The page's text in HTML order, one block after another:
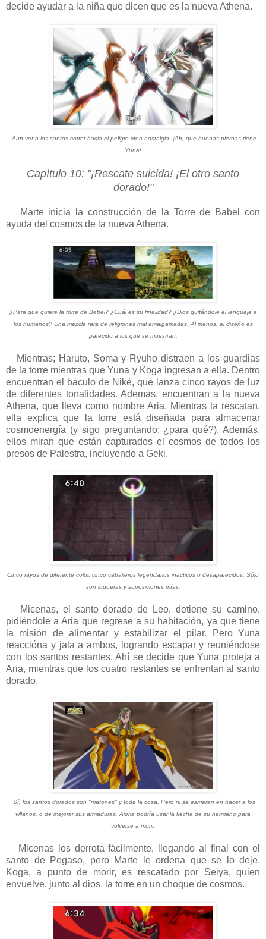
decide ayudar a la niña que dicen que es la nueva Athena.
Aún ver a los santos correr hacia el peligro crea nostalgia. ¡Ah, que buenas piernas tiene
Yuna!
Capítulo 10: "¡Rescate suicida! ¡El otro santo
dorado!"
Marte inicia la construcción de la Torre de Babel con
ayuda del cosmos de la nueva Athena.
¿Para que quiere la torre de Babel? ¿Cuál es su finalidad? ¿Dios quitándole el lenguaje a
los humanos? Una mezcla rara de religiones mal amalgamadas. Al menos, el diseño es
parecido a los que se muestran.
Mientras; Haruto, Soma y Ryuho distraen a los guardias
de la torre mientras que Yuna y Koga ingresan a ella. Dentro
encuentran el báculo de Niké, que lanza cinco rayos de luz
de diferentes tonalidades. Además, encuentran a la nueva
Athena, que lleva como nombre Aria. Mientras la rescatan,
ella explica que la torre está diseñada para almacenar
cosmoenergía (y sigo preguntando: ¿para qué?). Además,
ellos miran que están capturados el cosmos de todos los
presos de Palestra, incluyendo a Geki.
Cinco rayos de diferente color, cinco caballeros legendarios inactivos o desaparecidos. Sólo
son loqueras y suposiciones mías.
Micenas, el santo dorado de Leo, detiene su camino,
pidiéndole a Aria que regrese a su habitación, ya que tiene
la misión de alimentar y estabilizar el pilar. Pero Yuna
reaccióna y jala a ambos, logrando escapar y reuniéndose
con los santos restantes. Ahí se decide que Yuna proteja a
Aria, mientras que los cuatro restantes se enfrentan al santo
dorado.
Sí, los santos dorados son "matones" y toda la cosa. Pero ni se esmeran en hacer a los
villanos, o de mejorar sus armaduras. Aioria podría usar la flecha de su hermano para
volverse a morir.
Micenas los derrota fácilmente, llegando al final con el
santo de Pegaso, pero Marte le ordena que se lo deje.
Koga, a punto de morir, es rescatado por Seiya, quien
envuelve, junto al dios, la torre en un choque de cosmos.